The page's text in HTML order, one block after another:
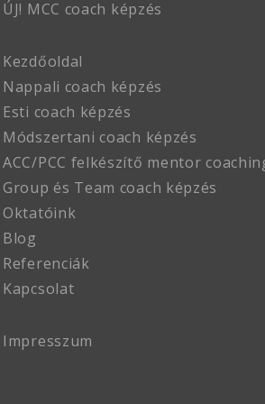
ÚJ! MCC coach képzés
Kezdőoldal
Nappali coach képzés
Esti coach képzés
Módszertani coach képzés
ACC/PCC felkészítő mentor
Group és Team coach képzés
Oktatóink
Blog
Referenciák
Kapcsolat
Impresszum